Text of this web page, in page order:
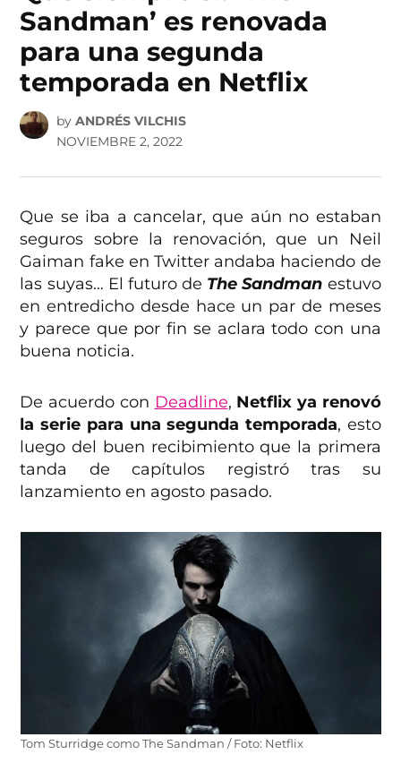
Sandman’ es renovada
para una segunda
temporada en Netflix
by ANDRÉS VILCHIS
NOVIEMBRE 2, 2022
Que se iba a cancelar, que aún no estaban
seguros sobre la renovación, que un Neil
Gaiman fake en Twitter andaba haciendo de
las suyas… El futuro de The Sandman estuvo
en entredicho desde hace un par de meses
y parece que por fin se aclara todo con una
buena noticia.
De acuerdo con Deadline, Netflix ya renovó
la serie para una segunda temporada, esto
luego del buen recibimiento que la primera
tanda de capítulos registró tras su
lanzamiento en agosto pasado.
Tom Sturridge como The Sandman / Foto: Netflix